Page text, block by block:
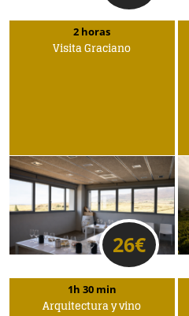
2 horas
Visita Graciano
26€
1h 30 min
Arquitectura y vino